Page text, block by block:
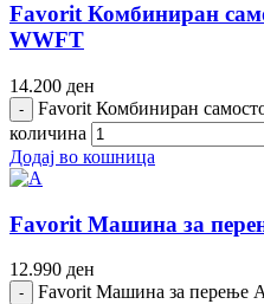
Favorit Комбиниран
WWFT
14.200 ден
Favorit Комбиниран
количина
Додај во кошница
Favorit Машина за
12.990 ден
Favorit Машина за перење